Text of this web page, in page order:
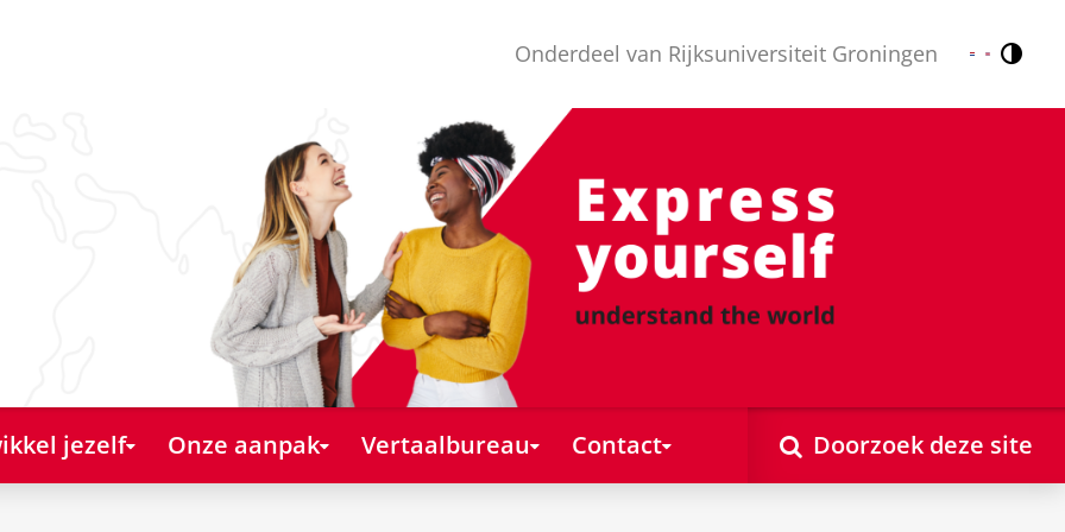
Onderdeel van Rijksuniversiteit Groningen Nederlands
English
jezelf Onze aanpak Vertaalbureau Contact Doorzoek deze site